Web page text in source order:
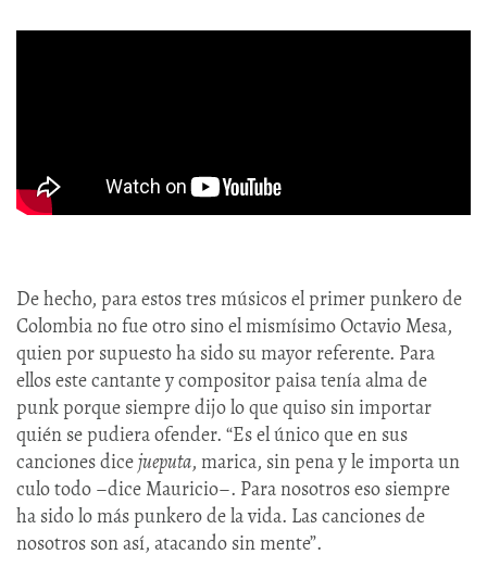
De hecho, para estos tres músicos el primer punkero de
Colombia no fue otro sino el mismísimo Octavio Mesa,
quien por supuesto ha sido su mayor referente. Para
ellos este cantante y compositor paisa tenía alma de
punk porque siempre dijo lo que quiso sin importar
quién se pudiera ofender. “Es el único que en sus
canciones dicejueputa, marica, sin pena y le importa un
culo todo –dice Mauricio–. Para nosotros eso siempre
ha sido lo más punkero de la vida. Las canciones de
nosotros son así, atacando sin mente”.